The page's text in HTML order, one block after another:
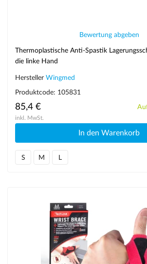
Bewertung abgeben
Thermoplastische Anti-Spastik
die linke Hand
Hersteller Wingmed
Produktcode: 105831
85,4 €
inkl. MwSt.
In den Warenkorb
S M L